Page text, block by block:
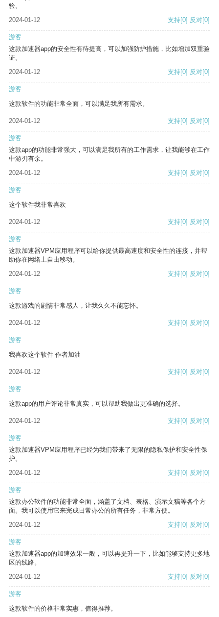
验。
2024-01-12
支持[0] 反对[0]
游客
这款加速器app的安全性有待提高，可以加强防护措施，比如增加双重验
证。
2024-01-12
支持[0] 反对[0]
游客
这款软件的功能非常全面，可以满足我所有需求。
2024-01-12 支持[0] 反对[0]
游客
这款app的功能非常强大，可以满足我所有的工作需求，让我能够在工作
中游刃有余。
2024-01-12
支持[0] 反对[0]
游客
这个软件我非常喜欢
2024-01-12 支持[0] 反对[0]
游客
这款加速器VPM应用程序可以给你提供最高速度和安全性的连接，并帮
助你在网络上自由移动。
2024-01-12
支持[0] 反对[0]
游客
这款游戏的剧情非常感人，让我久久不能忘怀。
2024-01-12 支持[0] 反对[0]
游客
我喜欢这个软件 作者加油
2024-01-12 支持[0] 反对[0]
游客
这款app的用户评论非常真实，可以帮助我做出更准确的选择。
2024-01-12 支持[0] 反对[0]
游客
这款加速器VPM应用程序已经为我们带来了无限的隐私保护和安全性保
护。
2024-01-12
支持[0] 反对[0]
游客
这款办公软件的功能非常全面，涵盖了文档、表格、演示文稿等各个方
面。我可以使用它来完成日常办公的所有任务，非常方便。
2024-01-12
支持[0] 反对[0]
游客
这款加速器app的加速效果一般，可以再提升一下，比如能够支持更多地
区的线路。
2024-01-12
支持[0] 反对[0]
游客
这款软件的价格非常实惠，值得推荐。